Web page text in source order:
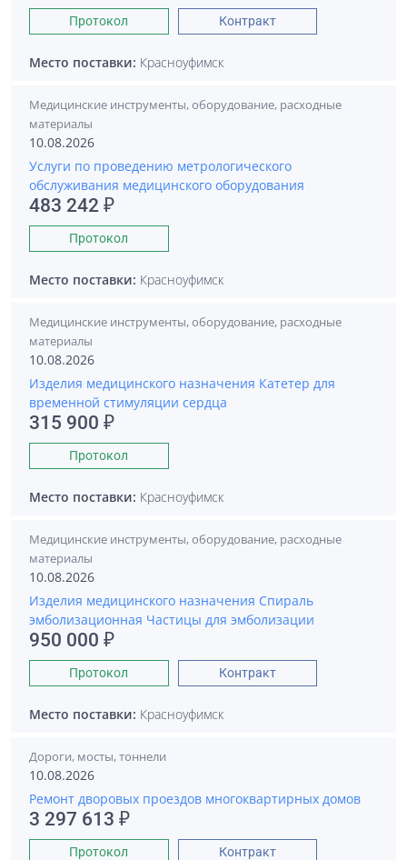
Протокол Контракт
Место поставки: Красноуфимск
Медицинские инструменты, оборудование, расходные
материалы
10.08.2026
Услуги по проведению метрологического
обслуживания медицинского оборудования
483 242 ₽
Протокол
Место поставки: Красноуфимск
Медицинские инструменты, оборудование, расходные
материалы
10.08.2026
Изделия медицинского назначения Катетер для
временной стимуляции сердца
315 900 ₽
Протокол
Место поставки: Красноуфимск
Медицинские инструменты, оборудование, расходные
материалы
10.08.2026
Изделия медицинского назначения Спираль
эмболизационная Частицы для эмболизации
950 000 ₽
Протокол Контракт
Место поставки: Красноуфимск
Дороги, мосты, тоннели
10.08.2026
Ремонт дворовых проездов многоквартирных домов
3 297 613 ₽
Протокол Контракт